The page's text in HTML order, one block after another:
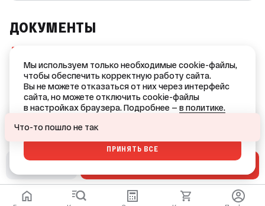
ДОКУМЕНТЫ
(PDF, 378 KB)
Сертификат соответствия №RU.НЕ42.Н07038
(PNG, 1.0 MB)
Ваш город — Краснодар?
Мы используем только необходимые cookie-файлы,
чтобы обеспечить корректную работу сайта.
Вы не можете отказаться от них через интерфейс
сайта, но можете отключить cookie-файлы
в настройках браузера. Подробнее — в политике.
ПРИНЯТЬ ВСЕ
Что-то пошло не так